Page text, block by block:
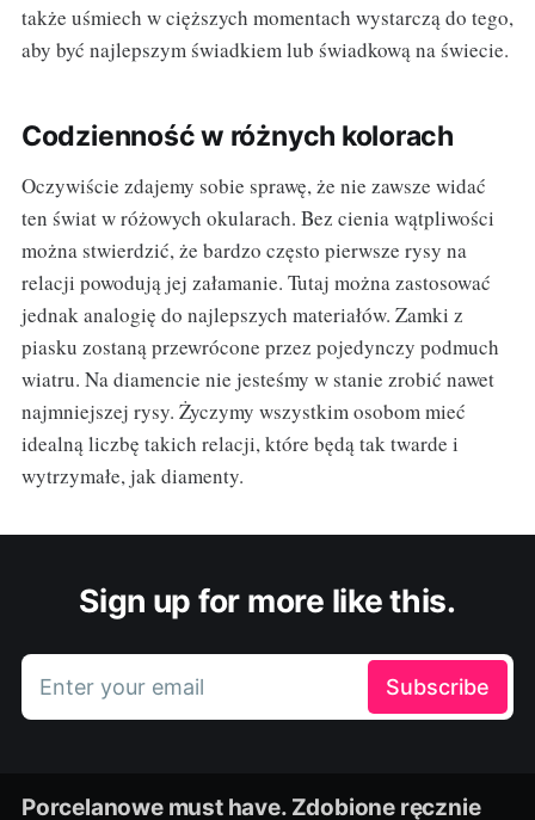
także uśmiech w cięższych momentach wystarczą do tego,
aby być najlepszym świadkiem lub świadkową na świecie.
Codzienność w różnych kolorach
Oczywiście zdajemy sobie sprawę, że nie zawsze widać
ten świat w różowych okularach. Bez cienia wątpliwości
można stwierdzić, że bardzo często pierwsze rysy na
relacji powodują jej załamanie. Tutaj można zastosować
jednak analogię do najlepszych materiałów. Zamki z
piasku zostaną przewrócone przez pojedynczy podmuch
wiatru. Na diamencie nie jesteśmy w stanie zrobić nawet
najmniejszej rysy. Życzymy wszystkim osobom mieć
idealną liczbę takich relacji, które będą tak twarde i
wytrzymałe, jak diamenty.
Sign up for more like this.
Enter your email Subscribe
Porcelanowe must have. Zdobione ręcznie